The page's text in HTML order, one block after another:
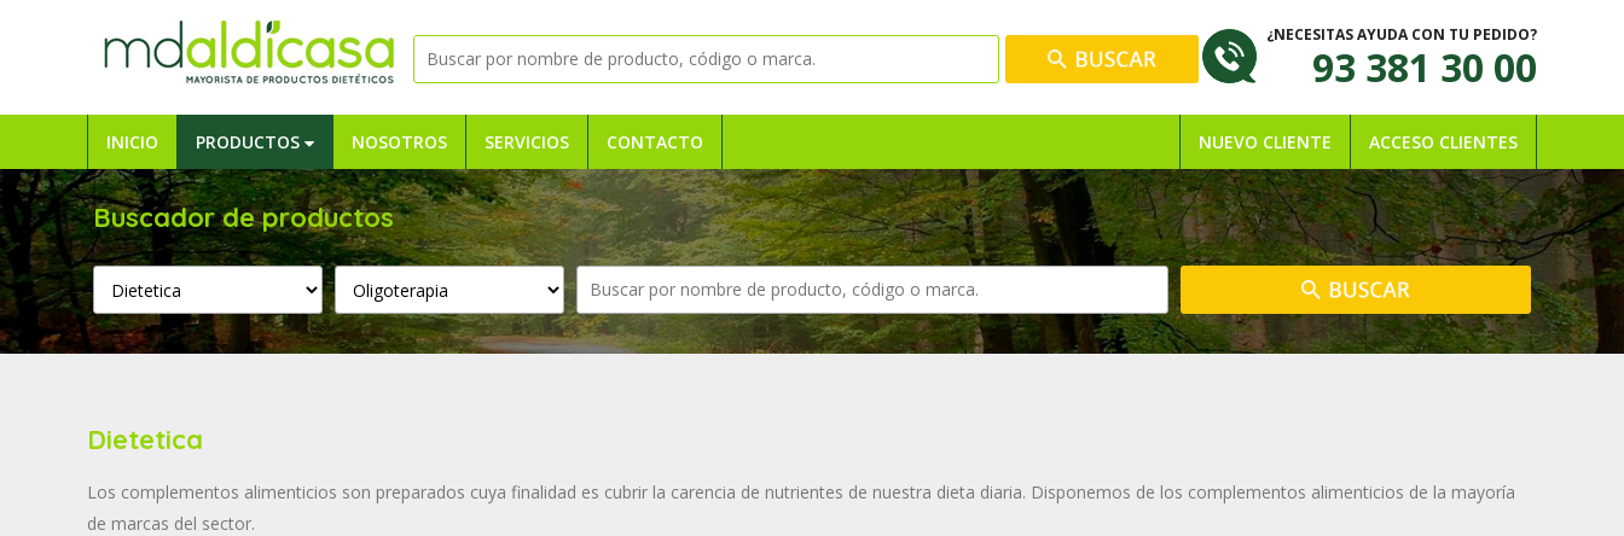
¿NECESITAS AYUDA CON TU PEDIDO?
93 381 30 00
INICIO PRODUCTOS NOSOTROS SERVICIOS CONTACTO NUEVO CLIENTE ACCESO CLIENTES
Buscador de productos
Dietetica
Los complementos alimenticios son preparados cuya finalidad es cubrir la carencia de nutrientes de nuestra dieta diaria. Disponemos de los complementos alimenticios de la mayoría
de marcas del sector.